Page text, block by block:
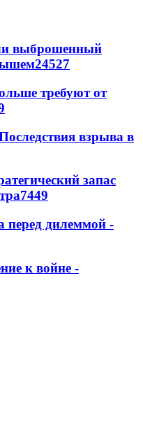
выброшенный
24527
требуют от
взрыва в
запас
7449
перед дилеммой -
к войне -